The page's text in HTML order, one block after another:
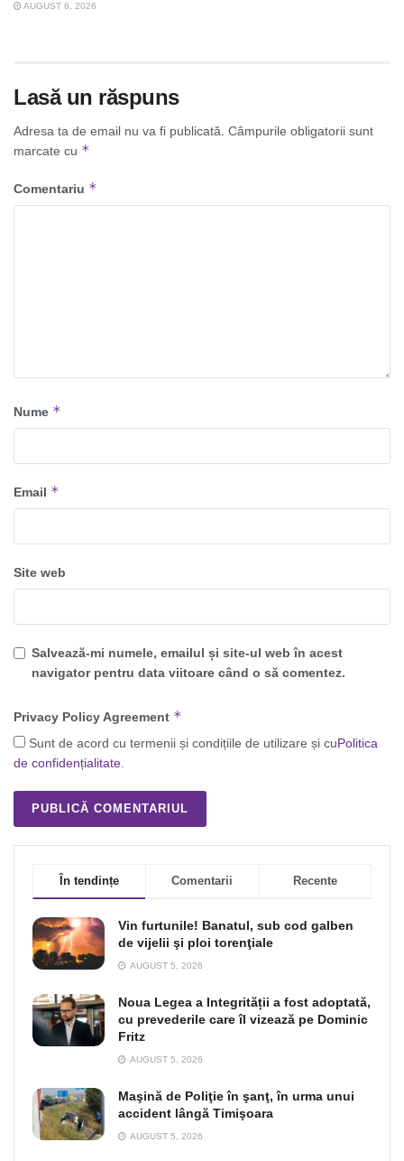
AUGUST 6, 2026
Lasă un răspuns
Adresa ta de email nu va fi publicată. Câmpurile obligatorii sunt
marcate cu *
Comentariu *
Nume *
Email *
Site web
Salvează-mi numele, emailul și site-ul web în acest
navigator pentru data viitoare când o să comentez.
Privacy Policy Agreement *
Sunt de acord cu termenii și condițiile de utilizare și cuPolitica
de confidențialitate.
În tendințe Comentarii Recente
Vin furtunile! Banatul, sub cod galben
de vijelii şi ploi torenţiale
AUGUST 5, 2026
Noua Legea a Integrității a fost adoptată,
cu prevederile care îl vizează pe Dominic
Fritz
AUGUST 5, 2026
Maşină de Poliţie în şanţ, în urma unui
accident lângă Timişoara
AUGUST 5, 2026